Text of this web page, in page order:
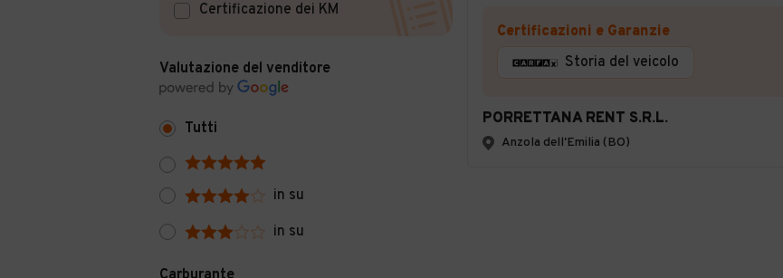
Certificazione dei KM
Valutazione del venditore
Tutti
in su
in su
Certificazioni e Garanzie
Storia del veicolo
PORRETTANA RENT S.R.L.
Anzola dell'Emilia (BO)